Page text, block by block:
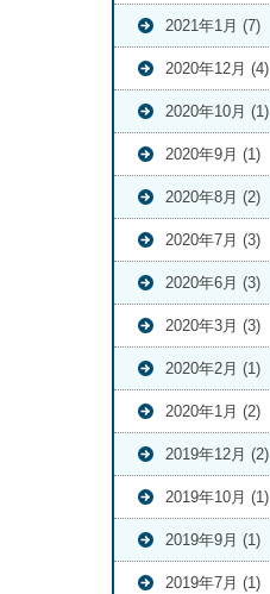
2021年1月 (7)
2020年12月 (4)
2020年10月 (1)
2020年9月 (1)
2020年8月 (2)
2020年7月 (3)
2020年6月 (3)
2020年3月 (3)
2020年2月 (1)
2020年1月 (2)
2019年12月 (2)
2019年10月 (1)
2019年9月 (1)
2019年7月 (1)